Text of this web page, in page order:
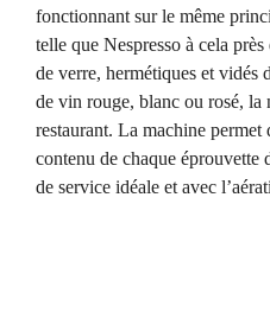
fonctionnant sur le même
telle que Nespresso à cela
de verre, hermétiques et vidés
de vin rouge, blanc ou rosé, la
restaurant. La machine permet
contenu de chaque éprouvette
de service idéale et avec